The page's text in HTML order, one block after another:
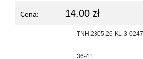
Cena: 14.00 zł
TNH.2305.26-KL-3-0247
36-41